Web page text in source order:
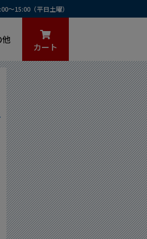
～15:00（平日土曜）
他
カート